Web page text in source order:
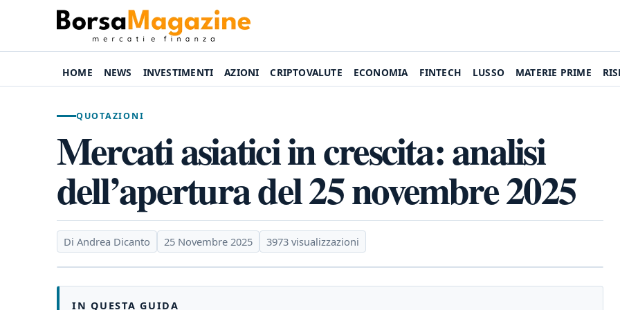
HOME NEWS INVESTIMENTI AZIONI CRIPTOVALUTE ECONOMIA FINTECH LUSSO MATERIE PRIME
QUOTAZIONI
Mercati asiatici in crescita: analisi
dell’apertura del 25 novembre 2025
Di Andrea Dicanto 25 Novembre 2025 3973 visualizzazioni
IN QUESTA GUIDA